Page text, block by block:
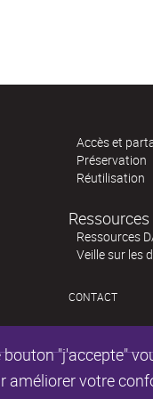
"j'accepte"
améliorer votre
Accès et
Préservation
Réutilisation
Ressources
Ressources
Veille sur les
CONTACT